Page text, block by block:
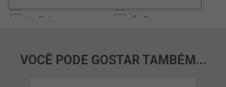
VOCÊ PODE GOSTAR TAMBÉM...